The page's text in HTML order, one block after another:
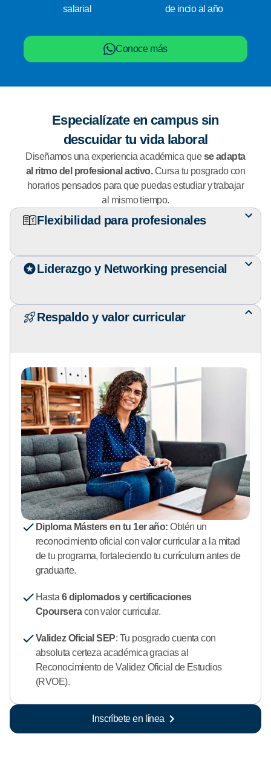
salarial de incio al año
Conoce más
Especialízate en campus sin
descuidar tu vida laboral
Diseñamos una experiencia académica quese adapta
al ritmo del profesional activo.Cursa tu posgrado con
horarios pensados para que puedas estudiar y trabajar
al mismo tiempo.
Flexibilidad para profesionales
Liderazgo y Networking presencial
Respaldo y valor curricular
Diploma Másters en tu 1er año: Obtén un
reconocimiento oficial con valor curricular a la mitad
de tu programa, fortaleciendo tu currículum antes de
graduarte.
Hasta 6 diplomados y certificaciones
Cpourseracon valor curricular.
Validez Oficial SEP: Tu posgrado cuenta con
absoluta certeza académica gracias al
Reconocimiento de Validez Oficial de Estudios
(RVOE).
Inscríbete en línea